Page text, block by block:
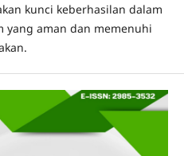
kunci keberhasilan dalam
yang aman dan memenuhi